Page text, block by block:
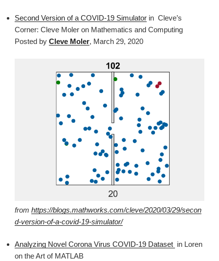
Second Version of a COVID-19 Simulator in Cleve’s
Corner: Cleve Moler on Mathematics and Computing
Posted by Cleve Moler, March 29, 2020
from https://blogs.mathworks.com/cleve/2020/03/29/secon
d-version-of-a-covid-19-simulator/
Analyzing Novel Corona Virus COVID-19 Dataset in Loren
on the Art of MATLAB